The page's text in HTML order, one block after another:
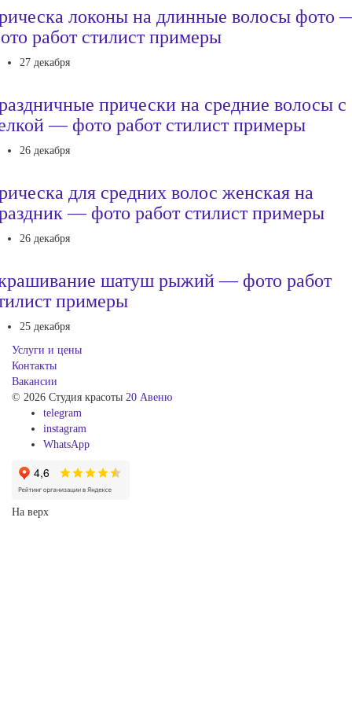
локоны на длинные волосы фото
работ стилист примеры
27 декабря
прически на средние волосы с
— фото работ стилист примеры
26 декабря
для средних волос женская на
— фото работ стилист примеры
26 декабря
шатуш рыжий — фото работ
примеры
25 декабря
Услуги и цены
Контакты
Вакансии
© 2026 Студия красоты 20 Авеню
telegram
instagram
WhatsApp
На верх